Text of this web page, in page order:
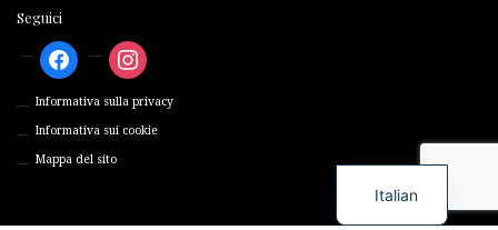
Seguici
Facebook Instagram
Informativa sulla privacy
Informativa sui cookie
Mappa del sito
Italian